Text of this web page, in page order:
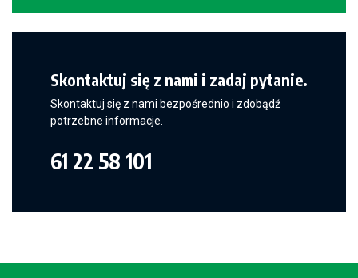
Skontaktuj się z nami i zadaj pytanie.
Skontaktuj się z nami bezpośrednio i zdobądź
potrzebne informacje.
61 22 58 101